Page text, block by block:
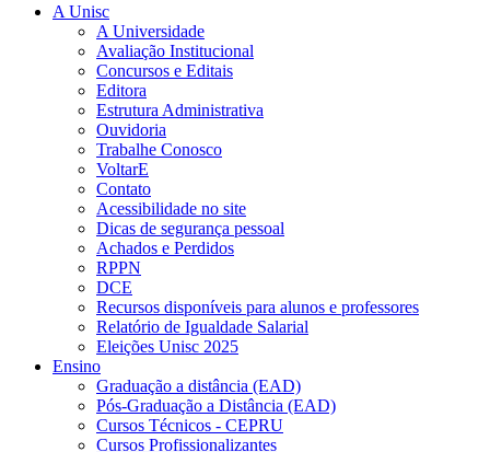
A Unisc
A Universidade
Avaliação Institucional
Concursos e Editais
Editora
Estrutura Administrativa
Ouvidoria
Trabalhe Conosco
VoltarE
Contato
Acessibilidade no site
Dicas de segurança pessoal
Achados e Perdidos
RPPN
DCE
Recursos disponíveis para alunos e professores
Relatório de Igualdade Salarial
Eleições Unisc 2025
Ensino
Graduação a distância (EAD)
Pós-Graduação a Distância (EAD)
Cursos Técnicos - CEPRU
Cursos Profissionalizantes